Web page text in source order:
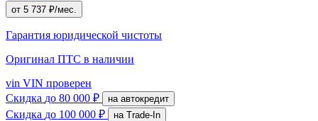
от 5 737 ₽/мес.
Гарантия юридической чистоты
Оригинал ПТС в наличии
vin VIN проверен
Скидка до 80 000 ₽ на автокредит
Скидка до 100 000 ₽
на Trade-In